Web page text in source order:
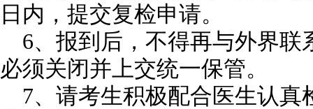
日内，提交复检申请。
6、报到后，不得再与外界
必须关闭并上交统一保管。
7、请考生积极配合医生认